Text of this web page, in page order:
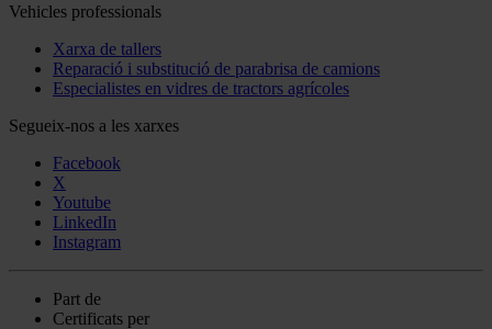
Vehicles professionals
Xarxa de tallers
Reparació i substitució de parabrisa de camions
Especialistes en vidres de tractors agrícoles
Segueix-nos a les xarxes
Facebook
X
Youtube
LinkedIn
Instagram
Part de
Certificats per